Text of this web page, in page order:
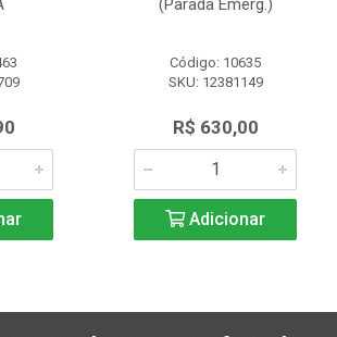
Código: 10635
SKU: 12381149
R$ 630,00
Adicionar